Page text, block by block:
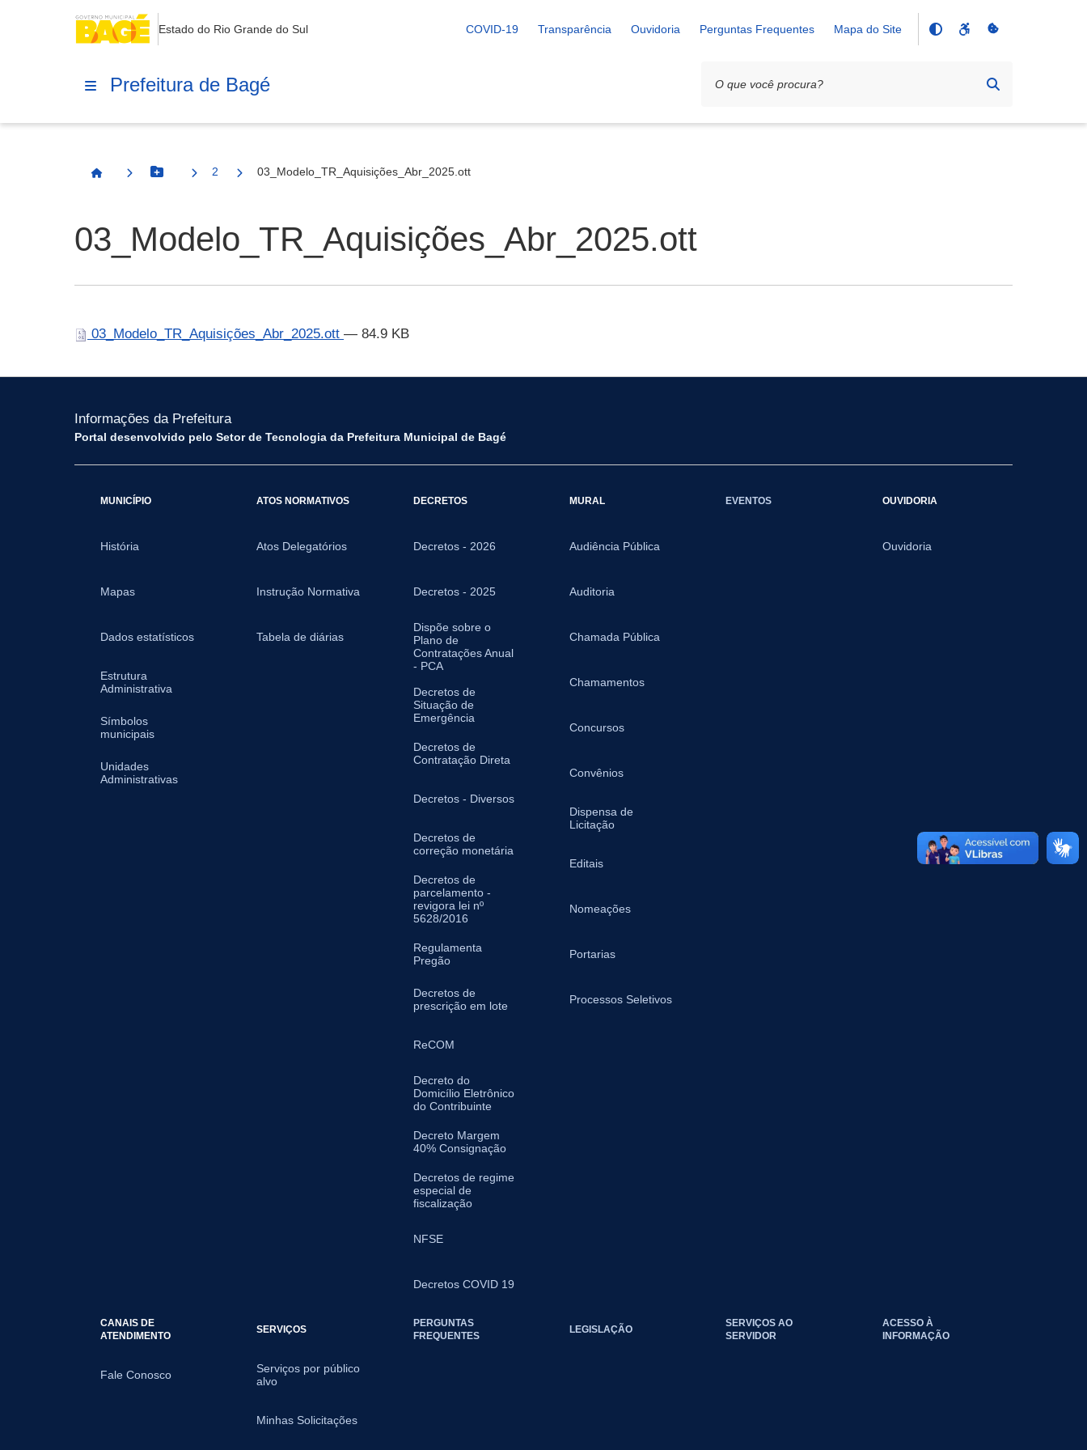
Estado do Rio Grande do Sul COVID-19 Transparência Ouvidoria Perguntas Frequentes Mapa do Site
Prefeitura de Bagé
Página InicialBotão Menu
2 03_Modelo_TR_Aquisições_Abr_2025.ott
03_Modelo_TR_Aquisições_Abr_2025.ott
03_Modelo_TR_Aquisições_Abr_2025.ott — 84.9 KB
Informações da Prefeitura
Portal desenvolvido pelo Setor de Tecnologia da Prefeitura Municipal de Bagé
MUNICÍPIO
História
Mapas
Dados estatísticos
Estrutura
Administrativa
Símbolos
municipais
Unidades
Administrativas
ATOS NORMATIVOS
Atos Delegatórios
Instrução Normativa
Tabela de diárias
DECRETOS
Decretos - 2026
Decretos - 2025
Dispõe sobre o
Plano de
Contratações Anual
- PCA
Decretos de
Situação de
Emergência
Decretos de
Contratação Direta
Decretos - Diversos
Decretos de
correção monetária
Decretos de
parcelamento -
revigora lei nº
5628/2016
Regulamenta
Pregão
Decretos de
prescrição em lote
ReCOM
Decreto do
Domicílio Eletrônico
do Contribuinte
Decreto Margem
40% Consignação
Decretos de regime
especial de
fiscalização
NFSE
Decretos COVID 19
MURAL
Audiência Pública
Auditoria
Chamada Pública
Chamamentos
Concursos
Convênios
Dispensa de
Licitação
Editais
Nomeações
Portarias
Processos Seletivos
EVENTOS OUVIDORIA
Ouvidoria
CANAIS DE
ATENDIMENTO
Fale Conosco
SERVIÇOS
Serviços por público
alvo
Minhas Solicitações
PERGUNTAS
FREQUENTES
LEGISLAÇÃO
SERVIÇOS AO
SERVIDOR
ACESSO À
INFORMAÇÃO